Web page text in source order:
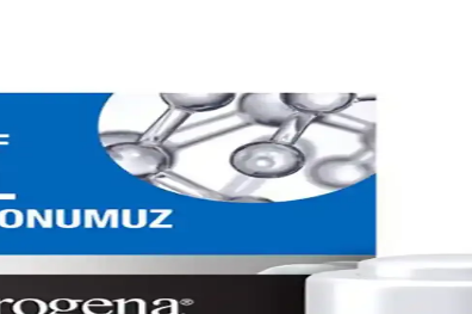
Ürünler ve İçerikler
peptitler ve beslenme önerileri detaylandırılmıştır. Güneş
Bilgiler
etkilerini ve kullanım sürelerini açıklayan bilgilendirici
Çözümü